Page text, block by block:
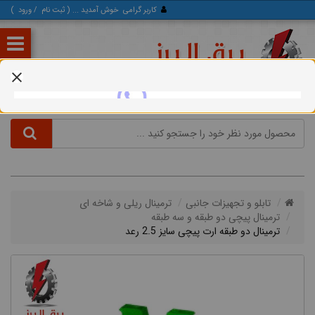
کاربر گرامی خوش آمدید ... ( ثبت‌ نام /ورود )
تابلو و تجهیزات جانبی
ترمینال ریلی و شاخه ای
ترمینال پیچی دو طبقه و سه طبقه
ترمینال دو طبقه ارت پیچی سایز 2.5 رعد